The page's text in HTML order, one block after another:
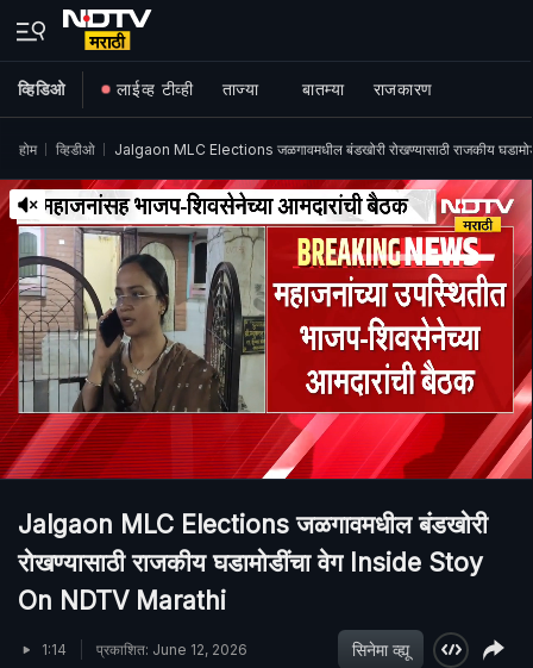
व्हिडिओ लाईव्ह टीव्ही ताज्या बातम्या राजकारण
होम व्हिडीओ Jalgaon MLC Elections जळगावमधील बंडखोरी रोखण्यासाठी राजकीय
Jalgaon MLC Elections जळगावमधील बंडखोरी
रोखण्यासाठी राजकीय घडामोडींचा वेग Inside Stoy
On NDTV Marathi
1:14 प्रकाशित: June 12, 2026 सिनेमा व्ह्यू